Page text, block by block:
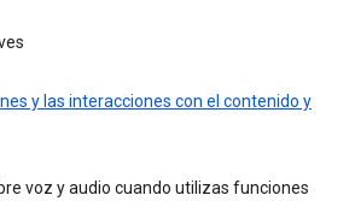
y las interacciones con el contenido y
voz y audio cuando utilizas funciones